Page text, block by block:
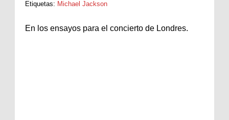
Etiquetas: Michael Jackson
En los ensayos para el concierto de Londres.